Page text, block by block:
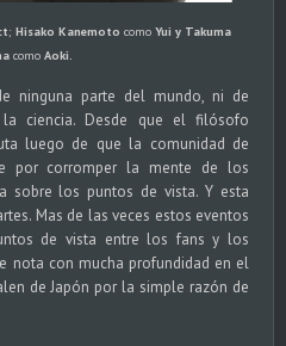
; Hisako Kanemoto como Yui y Takuma
como Aoki.
ninguna parte del mundo, ni de
ciencia. Desde que el filósofo
luego de que la comunidad de
por corromper la mente de los
sobre los puntos de vista. Y esta
Mas de las veces estos eventos
de vista entre los fans y los
nota con mucha profundidad en el
de Japón por la simple razón de